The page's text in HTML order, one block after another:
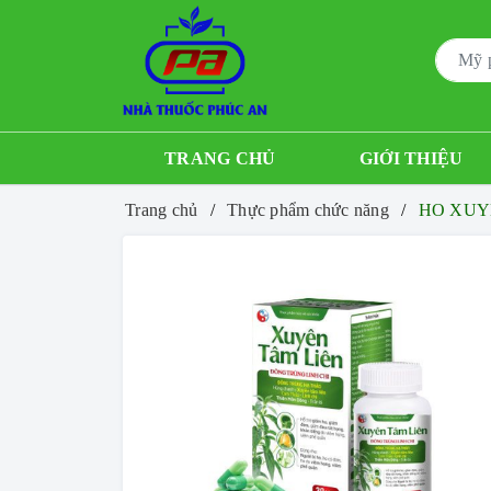
TRANG CHỦ GIỚI THIỆU
Trang chủ Thực phẩm chức năng HO